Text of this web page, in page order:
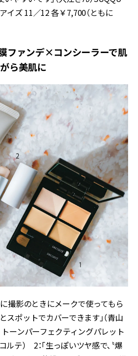
イズ 11／12 各￥7,700（ともに
膜ファンデ×コンシーラーで肌
ら美肌に
に撮影のときにメークで使ってもら
スポットでカバーできます」（青山
トーンパーフェクティングパレット
テ） 2：「生っぽいツヤ感で、〝爆